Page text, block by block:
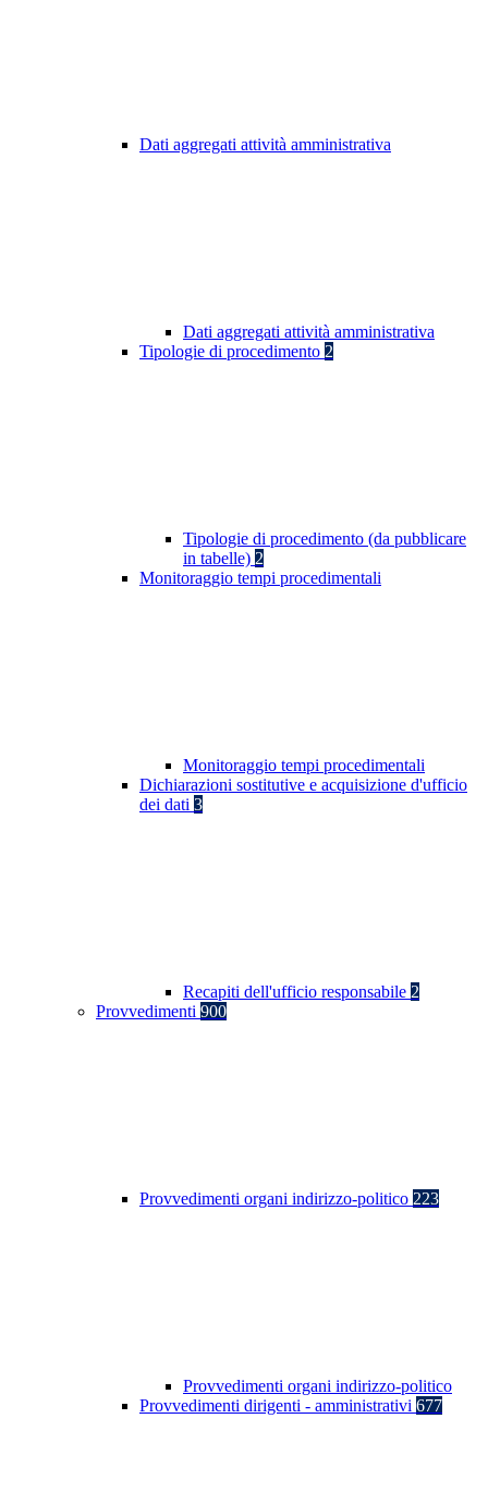
Dati aggregati attività amministrativa
Dati aggregati attività amministrativa
Tipologie di procedimento 2
Tipologie di procedimento (da pubblicare
in tabelle) 2
Monitoraggio tempi procedimentali
Monitoraggio tempi procedimentali
Dichiarazioni sostitutive e acquisizione d'ufficio
dei dati 3
Recapiti dell'ufficio responsabile 2
Provvedimenti 900
Provvedimenti organi indirizzo-politico 223
Provvedimenti organi indirizzo-politico
Provvedimenti dirigenti - amministrativi 677